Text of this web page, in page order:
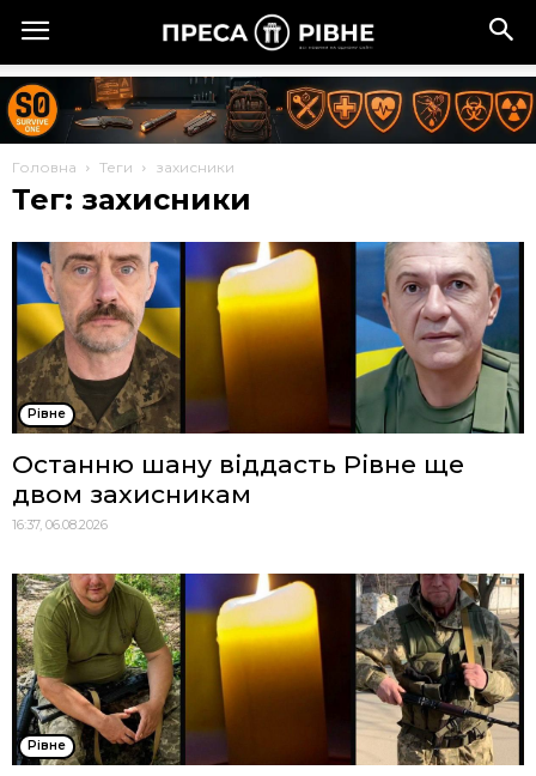
Головна Теги захисники
Тег: захисники
Рівне
Останню шану віддасть Рівне ще
двом захисникам
16:37, 06.08.2026
Рівне